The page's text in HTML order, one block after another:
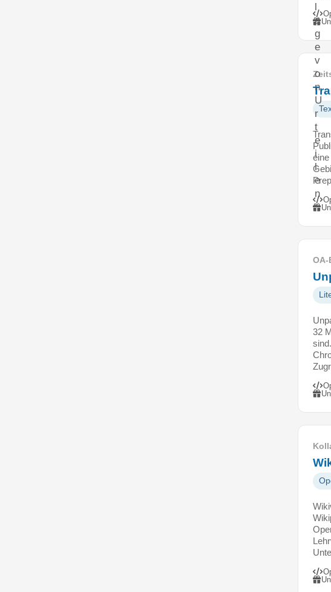
l
a
g
e
v
o
n
U
r
t
e
i
l
e
n
v
i
t
g
l
e
d
e
r
n
d
e
r
b
a
d
s
d
e
r
H
OA-
32